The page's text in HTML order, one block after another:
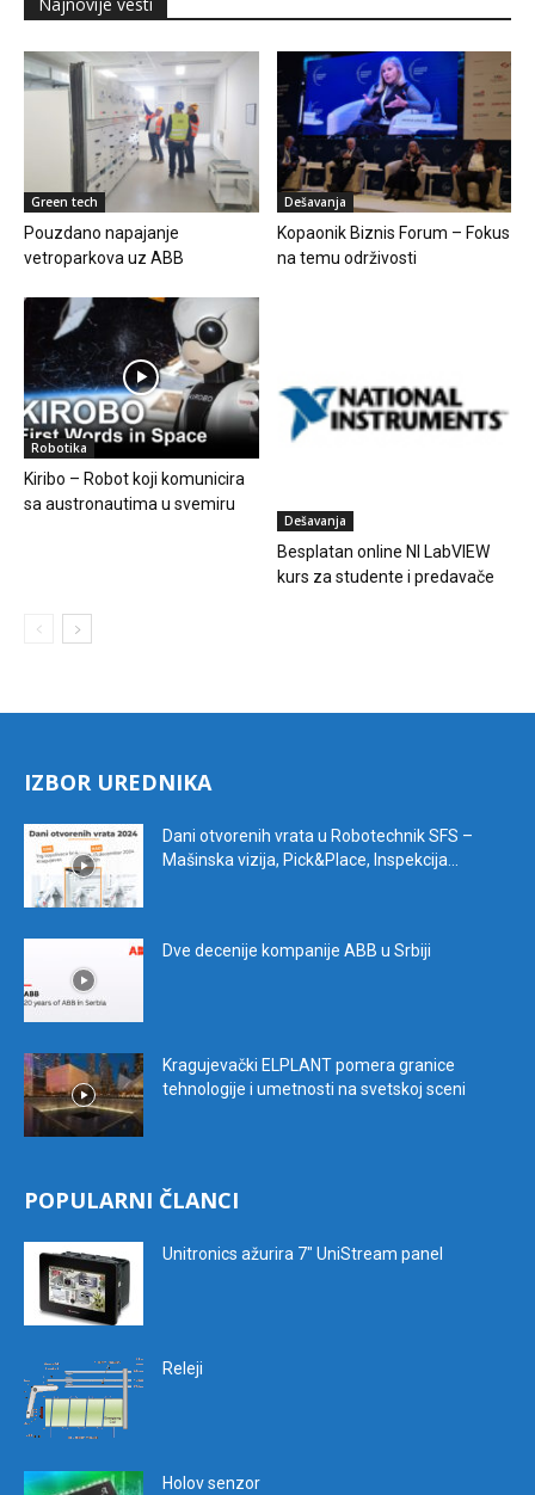
Green tech
Pouzdano napajanje
vetroparkova uz ABB
Dešavanja
Kopaonik Biznis Forum – Fokus
na temu održivosti
Robotika
Kiribo – Robot koji komunicira
sa austronautima u svemiru
Dešavanja
Besplatan online NI LabVIEW
kurs za studente i predavače
IZBOR UREDNIKA
Dani otvorenih vrata u Robotechnik SFS –
Mašinska vizija, Pick&Place, Inspekcija...
Dve decenije kompanije ABB u Srbiji
Kragujevački ELPLANT pomera granice
tehnologije i umetnosti na svetskoj sceni
POPULARNI ČLANCI
Unitronics ažurira 7″ UniStream panel
Releji
Holov senzor